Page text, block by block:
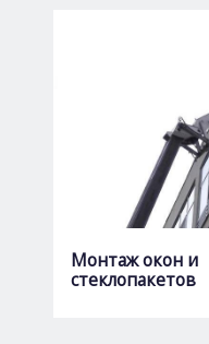
Монтаж окон и
стеклопакетов